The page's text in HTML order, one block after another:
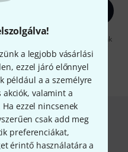
a legjobb vásárlási
ezzel járó előnnyel
például a a személyre
valamint a
ezzel nincsenek
csak add meg
preferenciákat,
érintő használatára a
hogy e-mailben küldjünk
erről. A hírlevélről további
guideline-ben talál.